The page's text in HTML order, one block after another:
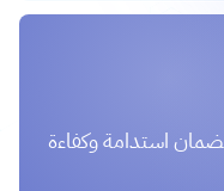
استدامة وكفاءة